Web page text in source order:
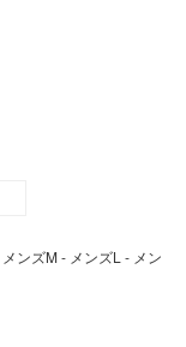
ンズM - メンズL - メン